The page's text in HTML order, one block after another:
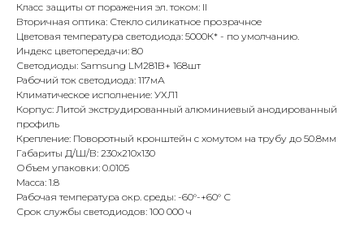
Класс защиты от поражения эл. током: II
Вторичная оптика: Стекло силикатное прозрачное
Цветовая температура светодиода: 5000К* - по умолчанию.
Индекс цветопередачи: 80
Светодиоды: Samsung LM281B+ 168шт
Рабочий ток светодиода: 117мА
Климатическое исполнение: УХЛ1
Корпус: Литой экструдированный алюминиевый анодированный
профиль
Крепление: Поворотный кронштейн с хомутом на трубу до 50.8мм
Габариты Д/Ш/В: 230х210х130
Объем упаковки: 0.0105
Масса: 1.8
Рабочая температура окр. среды: -60°-+60° С
Срок службы светодиодов: 100 000 ч